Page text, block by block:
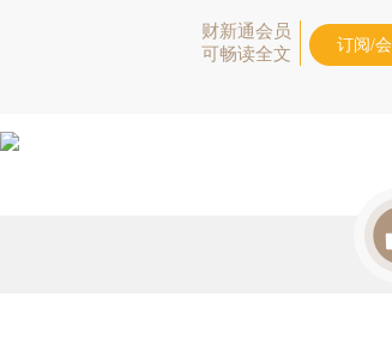
财新通会员
可畅读全文
订阅/